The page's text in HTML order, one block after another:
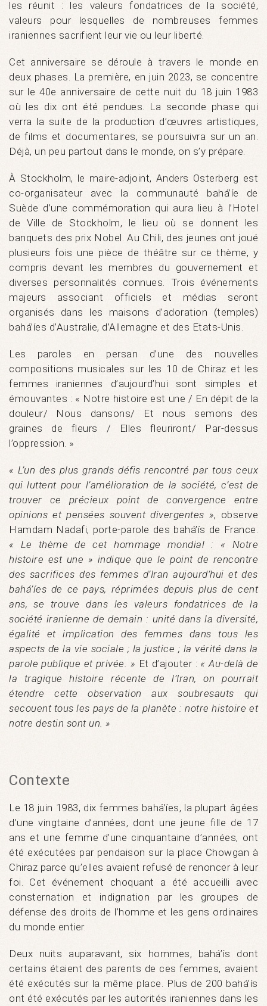
les réunit : les valeurs fondatrices de la société,
valeurs pour lesquelles de nombreuses femmes
iraniennes sacrifient leur vie ou leur liberté.
Cet anniversaire se déroule à travers le monde en
deux phases. La première, en juin 2023, se concentre
sur le 40e anniversaire de cette nuit du 18 juin 1983
où les dix ont été pendues. La seconde phase qui
verra la suite de la production d’œuvres artistiques,
de films et documentaires, se poursuivra sur un an.
Déjà, un peu partout dans le monde, on s’y prépare.
À Stockholm, le maire-adjoint, Anders Osterberg est
co-organisateur avec la communauté bahá’íe de
Suède d’une commémoration qui aura lieu à l’Hotel
de Ville de Stockholm, le lieu où se donnent les
banquets des prix Nobel. Au Chili, des jeunes ont joué
plusieurs fois une pièce de théâtre sur ce thème, y
compris devant les membres du gouvernement et
diverses personnalités connues. Trois événements
majeurs associant officiels et médias seront
organisés dans les maisons d’adoration (temples)
bahá’íes d’Australie, d’Allemagne et des Etats-Unis.
Les paroles en persan d’une des nouvelles
compositions musicales sur les 10 de Chiraz et les
femmes iraniennes d’aujourd’hui sont simples et
émouvantes : « Notre histoire est une / En dépit de la
douleur/ Nous dansons/ Et nous semons des
graines de fleurs / Elles fleuriront/ Par-dessus
l’oppression. »
« L’un des plus grands défis rencontré par tous ceux
qui luttent pour l’amélioration de la société, c’est de
trouver ce précieux point de convergence entre
opinions et pensées souvent divergentes », observe
Hamdam Nadafi, porte-parole des bahá’ís de France.
« Le thème de cet hommage mondial : « Notre
histoire est une » indique que le point de rencontre
des sacrifices des femmes d’Iran aujourd’hui et des
bahá’íes de ce pays, réprimées depuis plus de cent
ans, se trouve dans les valeurs fondatrices de la
société iranienne de demain : unité dans la diversité,
égalité et implication des femmes dans tous les
aspects de la vie sociale ; la justice ; la vérité dans la
parole publique et privée. » Et d’ajouter : « Au-delà de
la tragique histoire récente de l’Iran, on pourrait
étendre cette observation aux soubresauts qui
secouent tous les pays de la planète : notre histoire et
notre destin sont un. »
Contexte
Le 18 juin 1983, dix femmes bahá’íes, la plupart âgées
d’une vingtaine d’années, dont une jeune fille de 17
ans et une femme d’une cinquantaine d’années, ont
été exécutées par pendaison sur la place Chowgan à
Chiraz parce qu’elles avaient refusé de renoncer à leur
foi. Cet événement choquant a été accueilli avec
consternation et indignation par les groupes de
défense des droits de l’homme et les gens ordinaires
du monde entier.
Deux nuits auparavant, six hommes, bahá’ís dont
certains étaient des parents de ces femmes, avaient
été exécutés sur la même place. Plus de 200 bahá’ís
ont été exécutés par les autorités iraniennes dans les